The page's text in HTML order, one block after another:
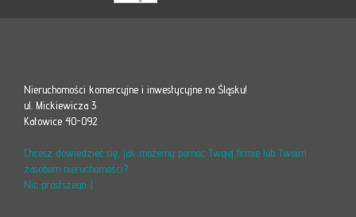
Nieruchomości komercyjne i inwestycyjne na Śląsku!
ul. Mickiewicza 3
Katowice 40-092
Chcesz dowiedzieć się, jak możemy pomóc Twojej firmie lub Twoim
zasobom nieruchomości?
Nic prostszego :)